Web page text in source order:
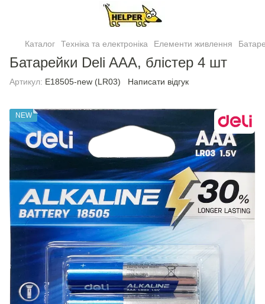
Каталог Техніка та електроніка Елементи живлення
Батарейки Deli AAA, блістер 4 шт
Артикул: E18505-new (LR03) Написати відгук
NEW